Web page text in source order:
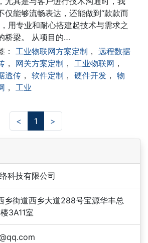
仅能够流畅表达，还能做到“款款而
用专业和耐心搭建起技术与需求之
桥梁。 从项目的…
： 工业物联网方案定制 ， 远程数据
， 网关方案定制 ， 工业物联网 ，
透传 ， 软件定制 ， 硬件开发 ， 物
， 工业
< 1 >
科技有限公司
乡街道西乡大道288号宝源华丰总
3A11室